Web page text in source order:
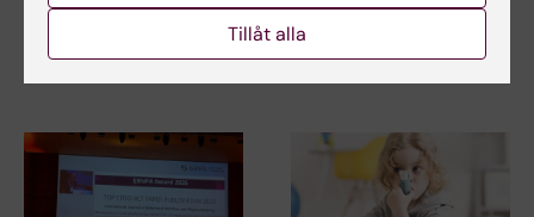
Matthias Löhr, professor i
hepatologi vid…
Alexandrou och Marie Löf har
tillsammans med…
Tillåt alla